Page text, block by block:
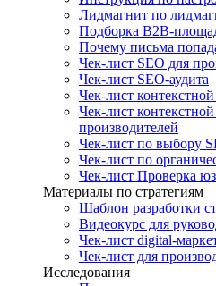
Лидмагнит по
Подборка B2B-
Почему письма
Чек-лист SEO для
Чек-лист SEO-аудита
Чек-лист
Чек-лист
производителей
Чек-лист по выбору
Чек-лист по
Чек-лист Проверка
Материалы по стратегиям
Шаблон разработки
Видеокурс для
Чек-лист digital-
Чек-лист для
Исследования